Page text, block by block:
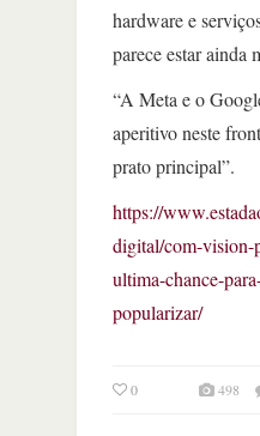
hardware e
parece estar ainda
“A Meta e o
aperitivo neste
prato principal”.
https://
digital/com-vision-
ultima-chance-
popularizar/
0 498